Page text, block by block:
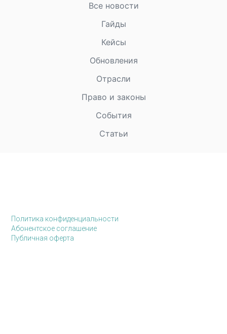
Все новости
Гайды
Кейсы
Обновления
Отрасли
Право и законы
События
Статьи
Политика конфиденциальности
Абонентское соглашение
Публичная оферта